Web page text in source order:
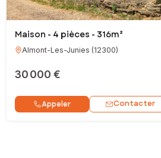
Maison - 4 pièces - 316m²
Almont-Les-Junies (12300)
30 000 €
Appeler Contacter